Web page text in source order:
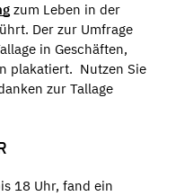
zum Leben in der
Der zur Umfrage
in Geschäften,
plakatiert. Nutzen Sie
zur Tallage
18 Uhr, fand ein